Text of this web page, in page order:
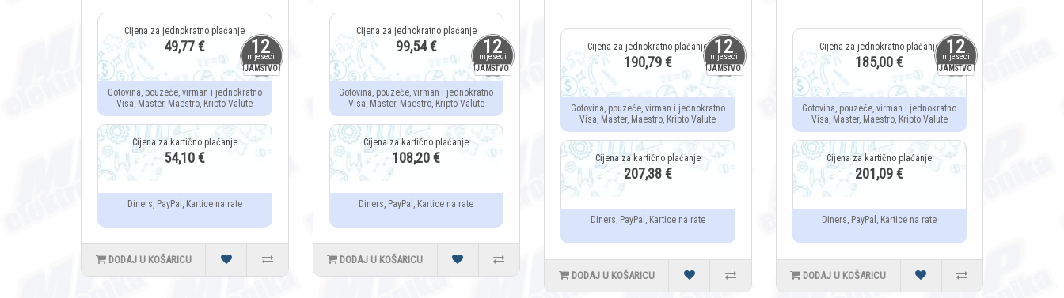
12
mjeseci
JAMSTVO
49,77 €
Gotovina, pouzeće, virman i jednokratno
Visa, Master, Maestro, Kripto Valute
54,10 €
Diners, PayPal, Kartice na rate
DODAJ U KOŠARICU
12
mjeseci
JAMSTVO
99,54 €
Gotovina, pouzeće, virman i jednokratno
Visa, Master, Maestro, Kripto Valute
108,20 €
Diners, PayPal, Kartice na rate
DODAJ U KOŠARICU
12
mjeseci
JAMSTVO
190,79 €
Gotovina, pouzeće, virman i jednokratno
Visa, Master, Maestro, Kripto Valute
207,38 €
Diners, PayPal, Kartice na rate
DODAJ U KOŠARICU
12
mjeseci
JAMSTVO
185,00 €
Gotovina, pouzeće, virman i jednokratno
Visa, Master, Maestro, Kripto Valute
201,09 €
Diners, PayPal, Kartice na rate
DODAJ U KOŠARICU